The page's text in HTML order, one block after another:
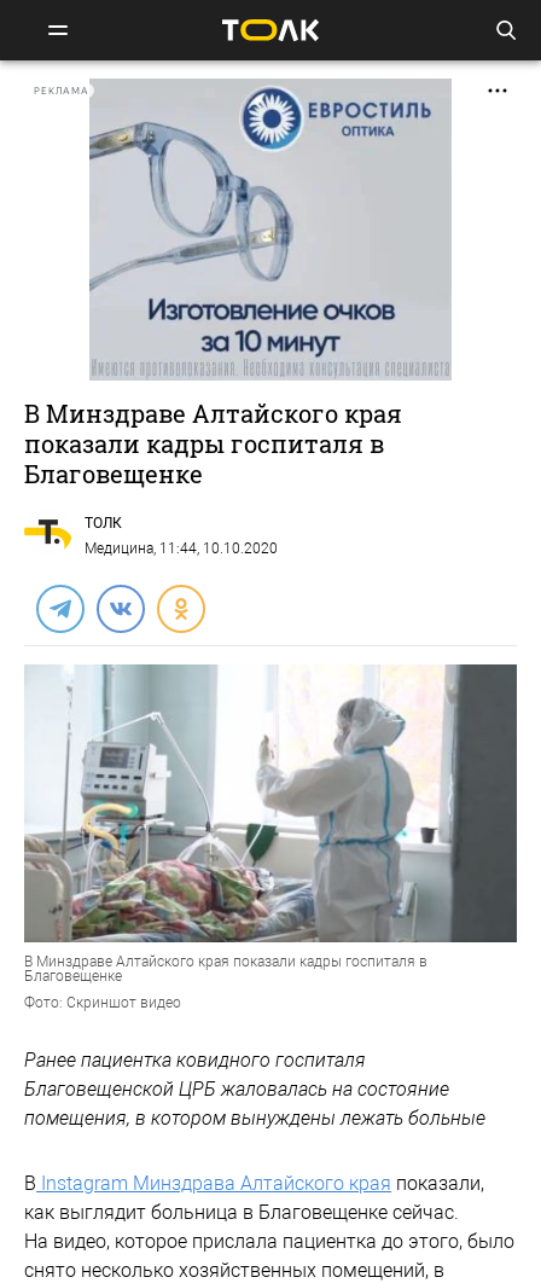
РЕКЛАМА
В Минздраве Алтайского края
показали кадры госпиталя в
Благовещенке
ТОЛК
Медицина, 11:44, 10.10.2020
В Минздраве Алтайского края показали кадры госпиталя в
Благовещенке
Фото: Скриншот видео
Ранее пациентка ковидного госпиталя
Благовещенской ЦРБ жаловалась на состояние
помещения, в котором вынуждены лежать больные
В Instagram Минздрава Алтайского края показали,
как выглядит больница в Благовещенке сейчас.
На видео, которое прислала пациентка до этого, было
снято несколько хозяйственных помещений, в